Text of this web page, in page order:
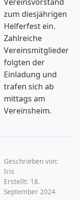
zum diesjährigen
Helferfest ein.
Zahlreiche
Vereinsmitglieder
folgten der
Einladung und
trafen sich ab
mittags am
Vereinsheim.
Geschrieben von:
Iris
Erstellt: 18.
September 2024